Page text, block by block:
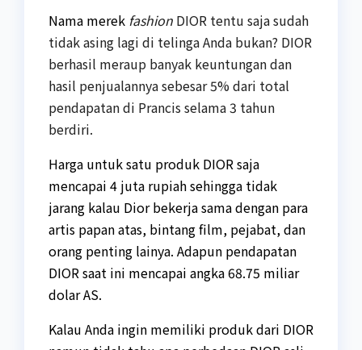
Nama merek fashion DIOR tentu saja sudah
tidak asing lagi di telinga Anda bukan? DIOR
berhasil meraup banyak keuntungan dan
hasil penjualannya sebesar 5% dari total
pendapatan di Prancis selama 3 tahun
berdiri.
Harga untuk satu produk DIOR saja
mencapai 4 juta rupiah sehingga tidak
jarang kalau Dior bekerja sama dengan para
artis papan atas, bintang film, pejabat, dan
orang penting lainya. Adapun pendapatan
DIOR saat ini mencapai angka 68.75 miliar
dolar AS.
Kalau Anda ingin memiliki produk dari DIOR